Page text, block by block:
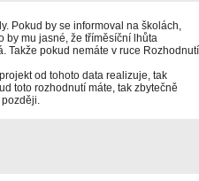
Pokud by se informoval na školách,
by mu jasné, že tříměsíční lhůta
Takže pokud nemáte v ruce Rozhodnutí
od tohoto data realizuje, tak
toto rozhodnutí máte, tak zbytečně